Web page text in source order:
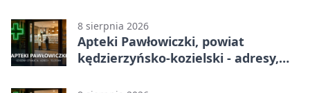
telefony, godziny otwarcia
8 sierpnia 2026
Apteki Pawłowiczki, powiat
kędzierzyńsko-kozielski - adresy,